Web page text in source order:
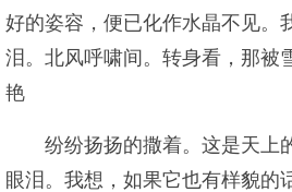
好的姿容，便已化作水晶不见。
泪。北风呼啸间。转身看，那被
艳
纷纷扬扬的撒着。这是天上
眼泪。我想，如果它也有样貌的